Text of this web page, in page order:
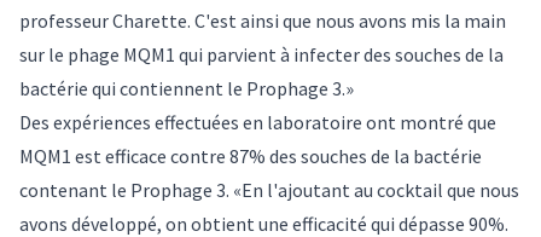
professeur Charette. C'est ainsi que nous avons mis la main
sur le phage MQM1 qui parvient à infecter des souches de la
bactérie qui contiennent le Prophage 3.»
Des expériences effectuées en laboratoire ont montré que
MQM1 est efficace contre 87% des souches de la bactérie
contenant le Prophage 3. «En l'ajoutant au cocktail que nous
avons développé, on obtient une efficacité qui dépasse 90%.